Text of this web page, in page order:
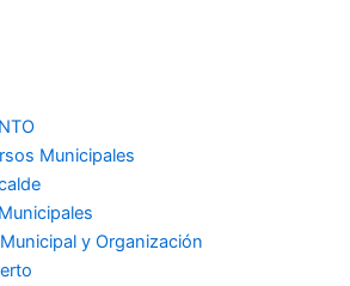
Municipales
y Organización